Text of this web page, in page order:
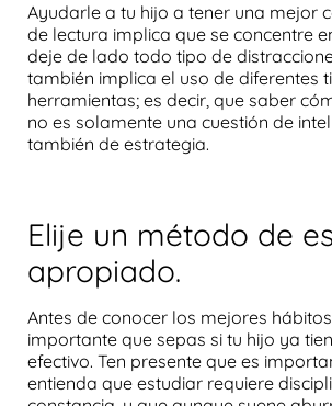
Ayudarle a tu hijo a tener una mejor
de lectura implica que se concentre
deje de lado todo tipo de
también implica el uso de diferentes
herramientas; es decir, que saber
no es solamente una cuestión de
también de estrategia.
Elije un método de
apropiado.
Antes de conocer los mejores
importante que sepas si tu hijo ya
efectivo. Ten presente que es
entienda que estudiar requiere